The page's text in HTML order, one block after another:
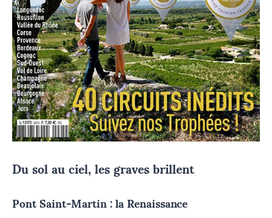
Du sol au ciel, les graves brillent
Pont Saint-Martin : la Renaissance